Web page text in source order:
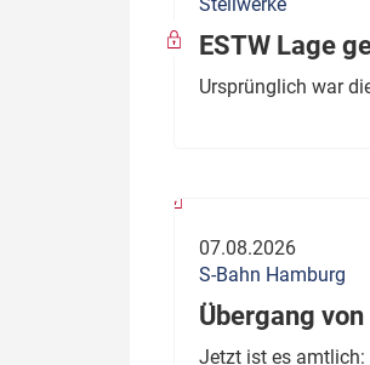
Dossier:
Dossier: ETCS
ESTW Lage
Ursprünglich war
07.08.2026
S-Bahn Hamburg
Übergang
Jetzt ist es amtlich: